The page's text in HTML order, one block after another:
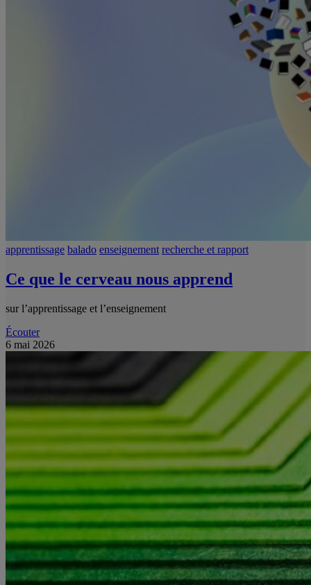
apprentissage balado enseignement recherche et rapport
Ce que le cerveau nous apprend
sur l’apprentissage et l’enseignement
Écouter
6 mai 2026